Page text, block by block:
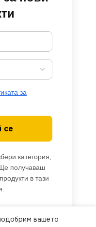
за
се
категория,
получаваш
в тази
вашето